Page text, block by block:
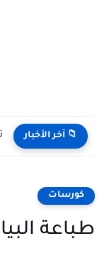
📁 آخر الأخبار
كورسات
طباعة